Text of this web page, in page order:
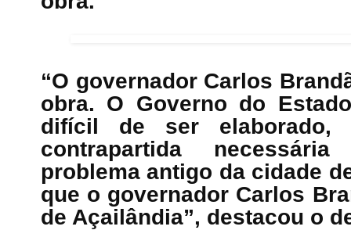
“O governador Carlos
obra. O Governo do
difícil de ser elaborado,
contrapartida
problema antigo da cidade
que o governador Carlos
de Açailândia”, destacou o